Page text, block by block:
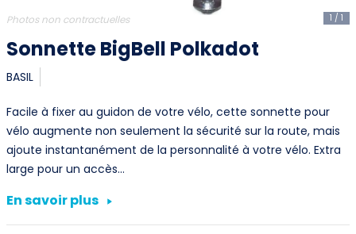
1 / 1
Photos non contractuelles
Sonnette BigBell Polkadot
BASIL
Facile à fixer au guidon de votre vélo, cette sonnette pour
vélo augmente non seulement la sécurité sur la route, mais
ajoute instantanément de la personnalité à votre vélo. Extra
large pour un accès…
En savoir plus